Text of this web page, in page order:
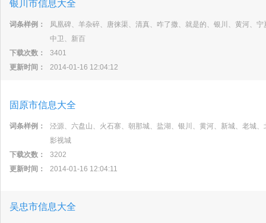
银川市信息大全
词条样例：
凤凰碑、羊杂碎、唐徕渠、清真、咋了撒、就是的、银川、黄河、
中卫、新百
下载次数：
3401
更新时间：
2014-01-16 12:04:12
固原市信息大全
词条样例：
泾源、六盘山、火石寨、朝那城、盐湖、银川、黄河、新城、老城
影视城
下载次数：
3202
更新时间：
2014-01-16 12:04:11
吴忠市信息大全